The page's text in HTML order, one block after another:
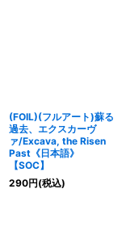
(FOIL)(フルアート)蘇る
過去、エクスカーヴ
ァ/Excava, the Risen
Past《日本語》
【SOC】
290円(税込)